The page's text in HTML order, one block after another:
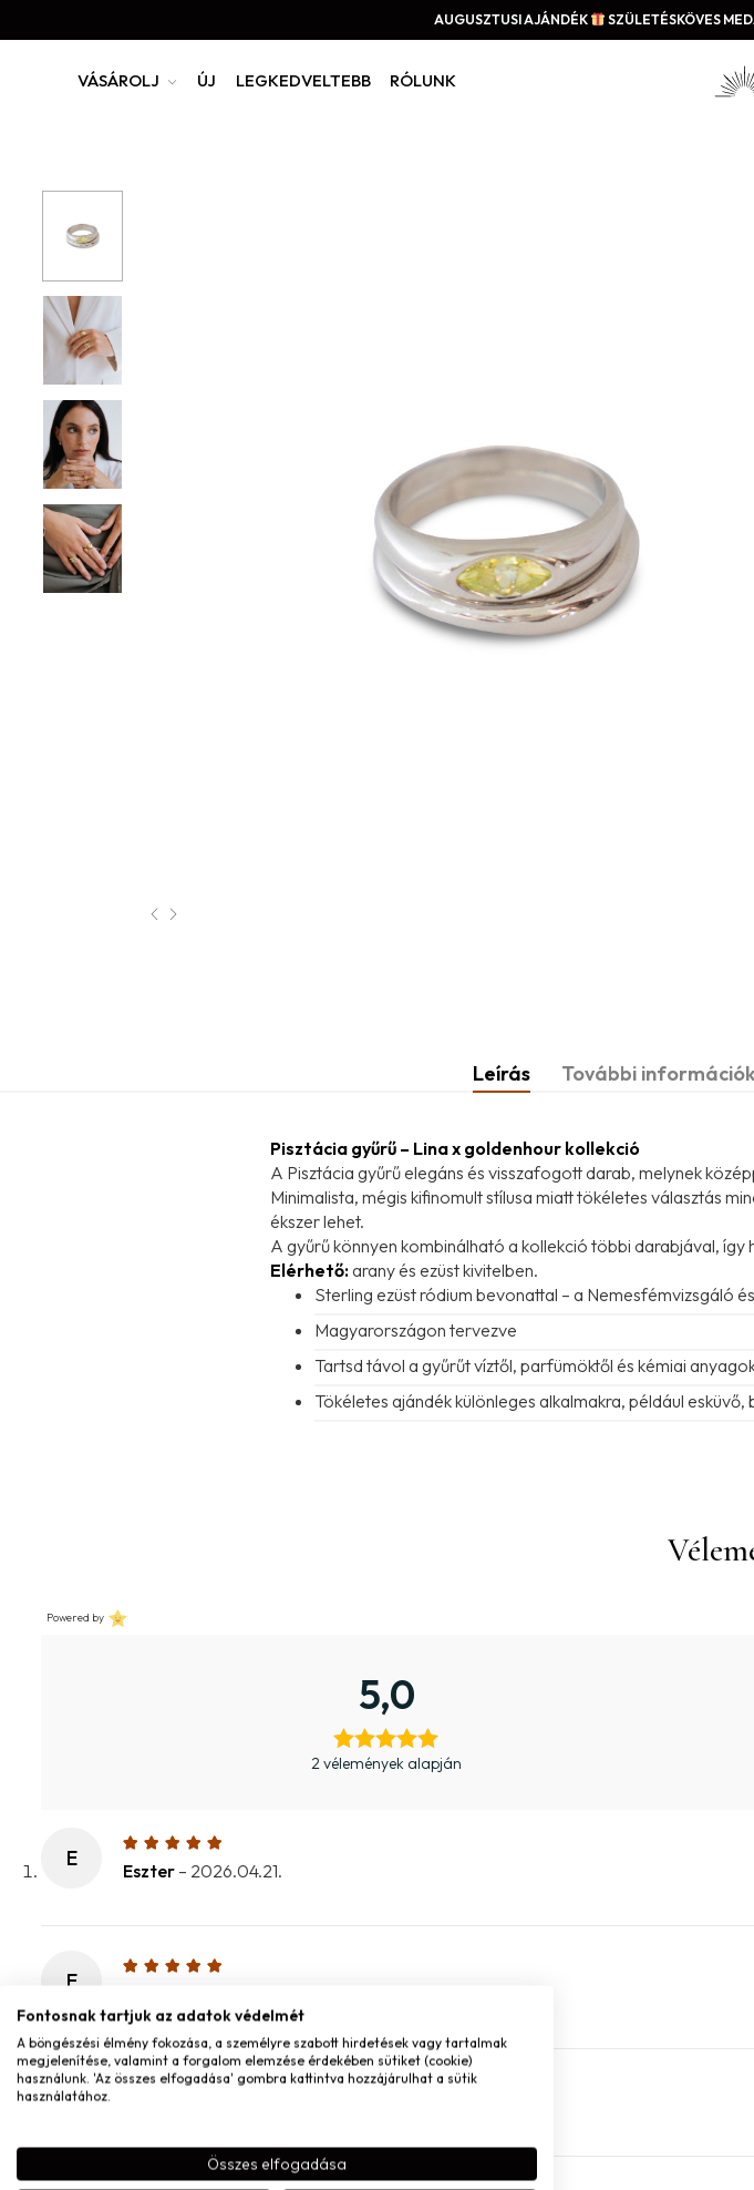
AUGUSZTUSI AJÁNDÉK SZÜLETÉSKÖVES
VÁSÁROLJ ÚJ LEGKEDVELTEBB RÓLUNK
Leírás További információk
Pisztácia gyűrű – Lina x goldenhour kollekció
A Pisztácia gyűrű elegáns és visszafogott darab, melynek
Minimalista, mégis kifinomult stílusa miatt tökéletes választás
ékszer lehet.
A gyűrű könnyen kombinálható a kollekció többi darabjával, így
Elérhető:arany és ezüst kivitelben.
Sterling ezüst ródium bevonattal – a Nemesfémvizsgáló
Magyarországon tervezve
Tartsd távol a gyűrűt víztől, parfümöktől és kémiai
Tökéletes ajándék különleges alkalmakra, például
Powered by
5,0
2 vélemények alapján
E
Eszter – 2026.04.21.
E
MONDD EL A VÉLEMÉNYED
Fontosnak tartjuk az adatok védelmét
A böngészési élmény fokozása, a személyre szabott hirdetések vagy tartalmak
megjelenítése, valamint a forgalom elemzése érdekében sütiket (cookie)
használunk. 'Az összes elfogadása' gombra kattintva hozzájárulhat a sütik
használatához.
Összes elfogadása